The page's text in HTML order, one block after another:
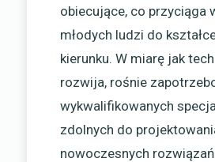
obiecujące, co przyciąga
młodych ludzi do
kierunku. W miarę jak
rozwija, rośnie
wykwalifikowanych
zdolnych do
nowoczesnych rozwiązań